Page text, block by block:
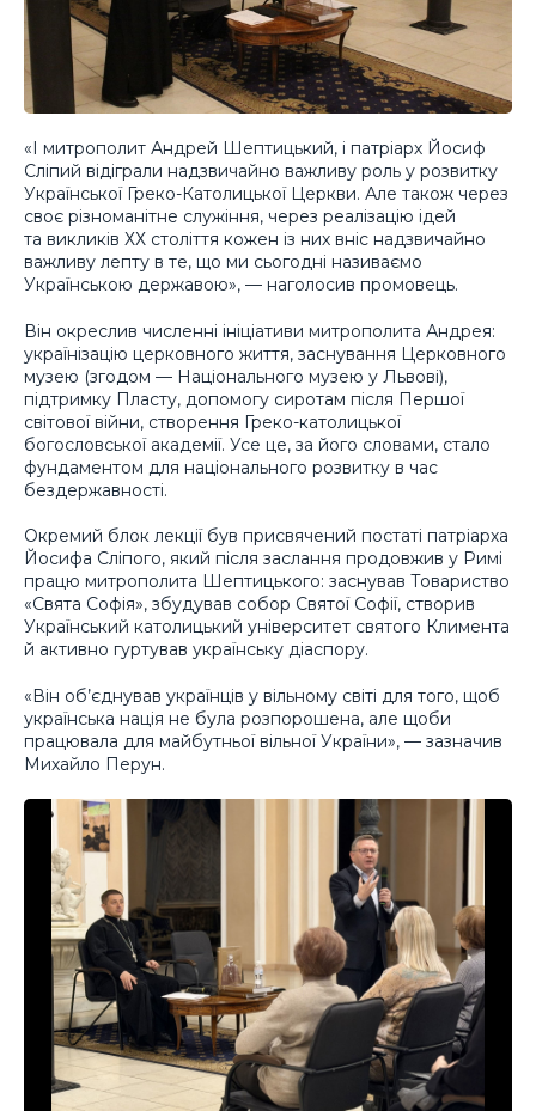
«І митрополит Андрей Шептицький, і патріарх Йосиф
Сліпий відіграли надзвичайно важливу роль у розвитку
Української Греко-Католицької Церкви. Але також через
своє різноманітне служіння, через реалізацію ідей
та викликів ХХ століття кожен із них вніс надзвичайно
важливу лепту в те, що ми сьогодні називаємо
Українською державою», — наголосив промовець.
Він окреслив численні ініціативи митрополита Андрея:
українізацію церковного життя, заснування Церковного
музею (згодом — Національного музею у Львові),
підтримку Пласту, допомогу сиротам після Першої
світової війни, створення Греко-католицької
богословської академії. Усе це, за його словами, стало
фундаментом для національного розвитку в час
бездержавності.
Окремий блок лекції був присвячений постаті патріарха
Йосифа Сліпого, який після заслання продовжив у Римі
працю митрополита Шептицького: заснував Товариство
«Свята Софія», збудував собор Святої Софії, створив
Український католицький університет святого Климента
й активно гуртував українську діаспору.
«Він об’єднував українців у вільному світі для того, щоб
українська нація не була розпорошена, але щоби
працювала для майбутньої вільної України», — зазначив
Михайло Перун.